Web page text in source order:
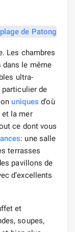
Les chambres
le même
ultra-
de
uniques d’où
la mer
ce dont vous
: une salle
terrasses
pavillons de
d’excellents
et
soupes,